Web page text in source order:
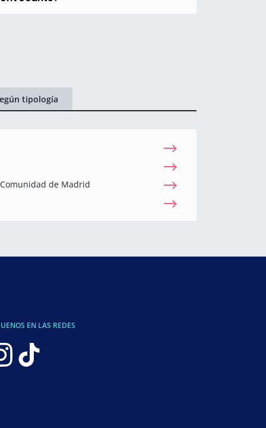
tipología
de Madrid
EN LAS REDES